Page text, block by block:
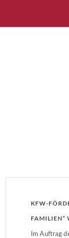
KFW-
FAMILIEN“
Im Auftrag